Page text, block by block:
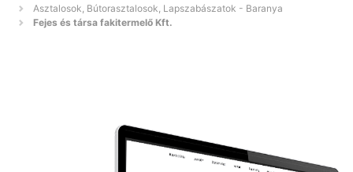
Asztalosok, Bútorasztalosok, Lapszabászatok - Baranya
Fejes és társa fakitermelő Kft.